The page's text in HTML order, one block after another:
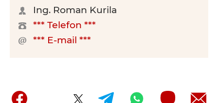
Ing. Roman Kurila
*** Telefon ***
*** E-mail ***